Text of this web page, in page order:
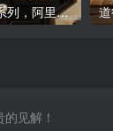
团队管理必学课程系列，阿里巴巴“腿部三板斧”
见解！